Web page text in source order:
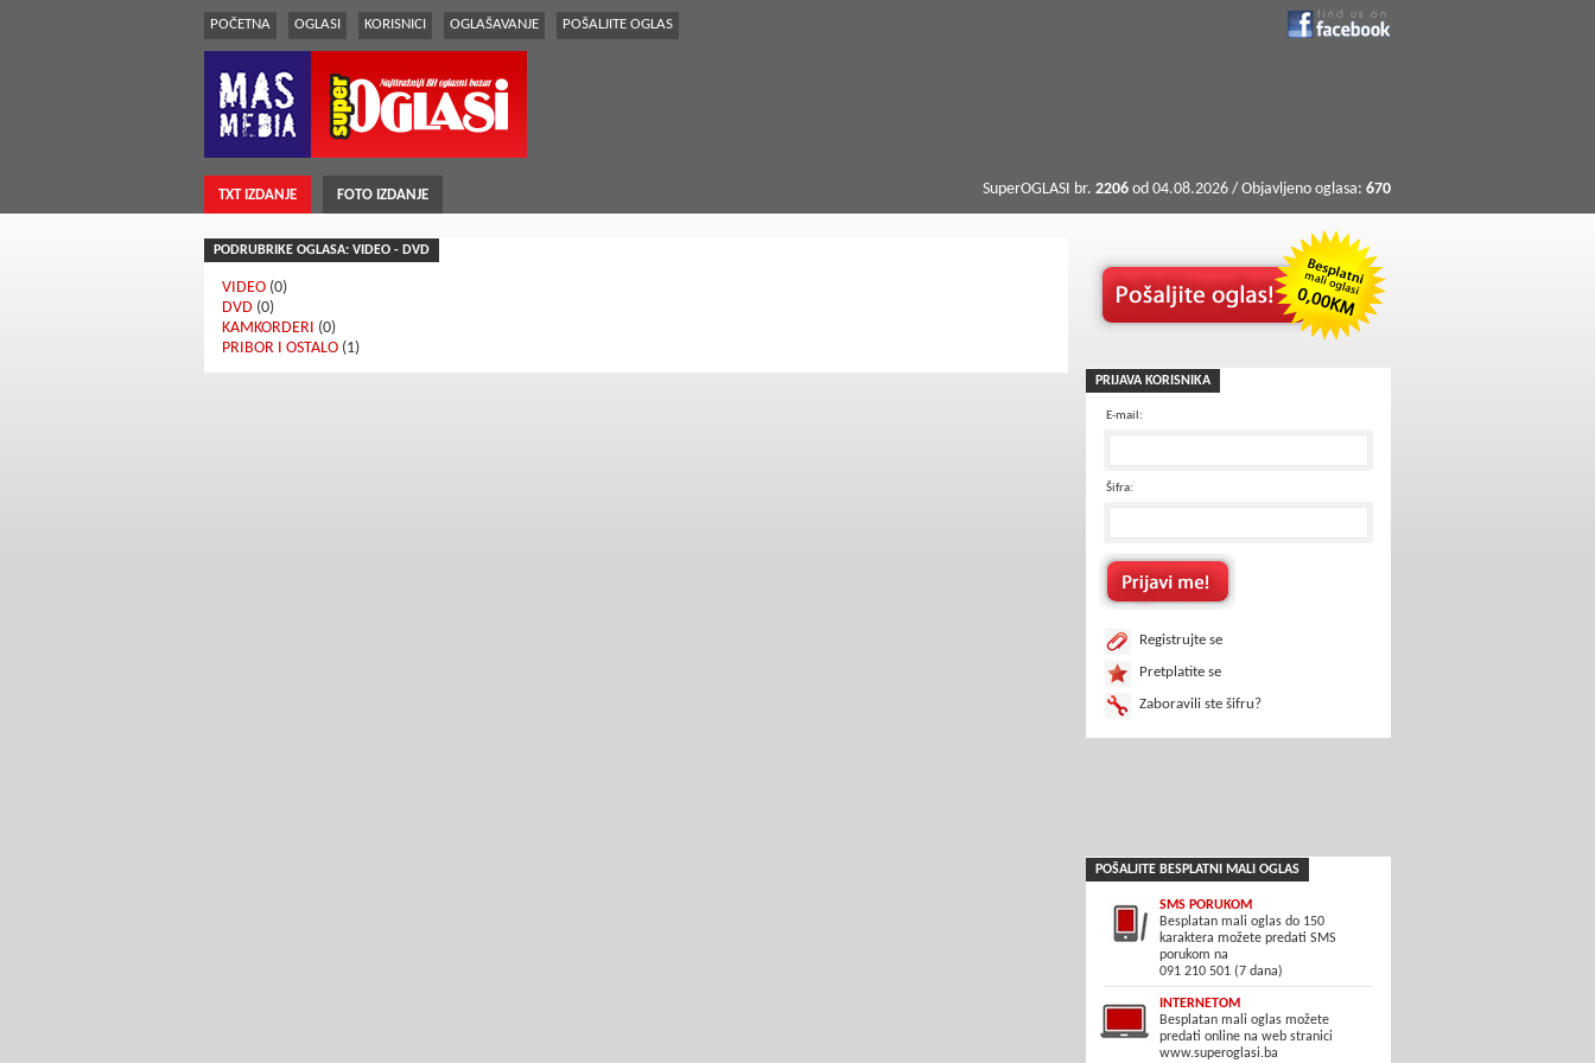
POČETNA OGLASI KORISNICI OGLAŠAVANJE POŠALJITE OGLAS
TXT IZDANJE FOTO IZDANJE SuperOGLASI br. 2206 od 04.08.2026 / Objavljeno oglasa: 670
PODRUBRIKE OGLASA: VIDEO - DVD
VIDEO (0)
DVD (0)
KAMKORDERI (0)
PRIBOR I OSTALO (1)
PRIJAVA KORISNIKA
E-mail:
Šifra:
Registrujte se
Pretplatite se
Zaboravili ste šifru?
POŠALJITE BESPLATNI MALI OGLAS
SMS PORUKOM
Besplatan mali oglas do 150
karaktera možete predati SMS
porukom na
091 210 501 (7 dana)
INTERNETOM
Besplatan mali oglas možete
predati online na web stranici
www.superoglasi.ba